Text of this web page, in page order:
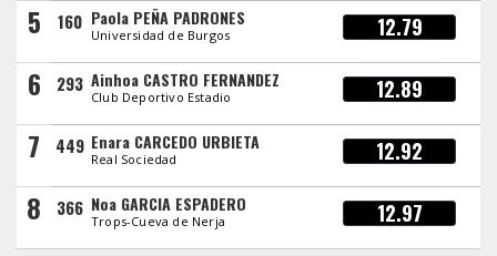
5 160 Paola PEÑA PADRONES
Universidad de Burgos 12.79
6 293 Ainhoa CASTRO FERNANDEZ
Club Deportivo Estadio 12.89
7 449 Enara CARCEDO URBIETA
Real Sociedad 12.92
8 366 Noa GARCIA ESPADERO
Trops-Cueva de Nerja 12.97